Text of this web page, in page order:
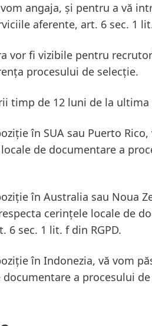
angaja, și pentru a vă
aferente, art. 6 sec. 1
vor fi vizibile pentru
procesului de selecție.
timp de 12 luni de la ultima
în SUA sau Puerto
de documentare a
în Australia sau Noua
cerințele locale de
6 sec. 1 lit. f din RGPD.
în Indonezia, vă vom
a procesului